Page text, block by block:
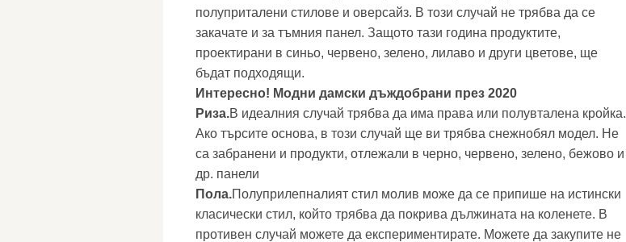
полуприталени стилове и оверсайз. В този случай не трябва да се
закачате и за тъмния панел. Защото тази година продуктите,
проектирани в синьо, червено, зелено, лилаво и други цветове, ще
бъдат подходящи.
Интересно! Модни дамски дъждобрани през 2020
Риза.В идеалния случай трябва да има права или полувталена кройка.
Ако търсите основа, в този случай ще ви трябва снежнобял модел. Не
са забранени и продукти, отлежали в черно, червено, зелено, бежово и
др. панели
Пола.Полуприлепналият стил молив може да се припише на истински
класически стил, който трябва да покрива дължината на коленете. В
противен случай можете да експериментирате. Можете да закупите не